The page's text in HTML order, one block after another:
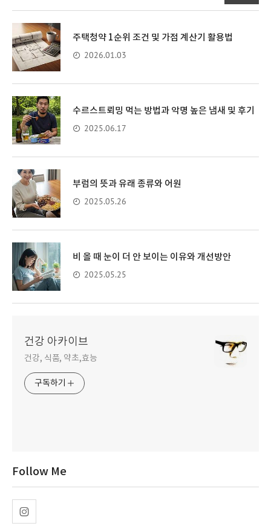
주택청약 1순위 조건 및 가점 계산기 활용법
2026.01.03
수르스트뢰밍 먹는 방법과 악명 높은 냄새 및 후기
2025.06.17
부럼의 뜻과 유래 종류와 어원
2025.05.26
비 올 때 눈이 더 안 보이는 이유와 개선방안
2025.05.25
건강 아카이브
건강, 식품, 약초,효능
구독하기
Follow Me